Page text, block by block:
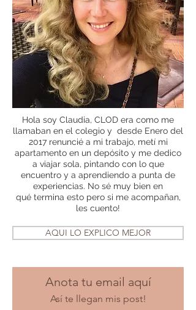
Hola soy Claudia, CLOD era como me
llamaban en el colegio y desde Enero del
2017 renuncié a mi trabajo, metí mi
apartamento en un depósito y me dedico
a viajar sola, pintando con lo que
encuentro y a aprendiendo a punta de
experiencias. No sé muy bien en
qué termina esto pero si me acompañan,
les cuento!
AQUI LO EXPLICO MEJOR
Anota tu email aquí
Así te llegan mis post!